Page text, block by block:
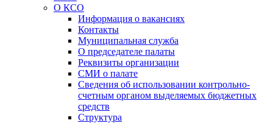
О КСО
Информация о вакансиях
Контакты
Муниципальная служба
О председателе палаты
Реквизиты организации
СМИ о палате
Сведения об использовании контрольно-
счетным органом выделяемых бюджетных
средств
Структура